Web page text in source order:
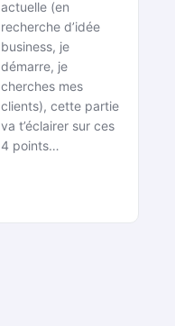
actuelle (en
recherche d’idée
business, je
démarre, je
cherches mes
clients), cette partie
va t’éclairer sur ces
4 points…